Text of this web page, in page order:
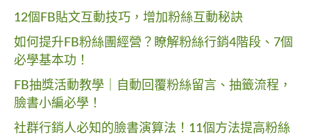
12個FB貼文互動技巧，增加粉絲互動秘訣
如何提升FB粉絲團經營？瞭解粉絲行銷4階段、7個
必學基本功！
FB抽獎活動教學｜自動回覆粉絲留言、抽籤流程，
臉書小編必學！
社群行銷人必知的臉書演算法！11個方法提高粉絲